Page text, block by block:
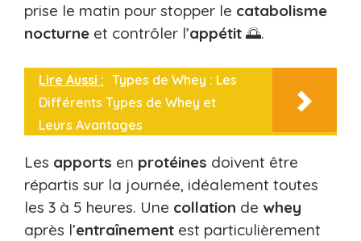
prise le matin pour stopper le catabolisme
nocturne et contrôler l’appétit 🌅.
Lire Aussi : Types de Whey : Les
Différents Types de Whey et
Leurs Avantages
Les apports en protéines doivent être
répartis sur la journée, idéalement toutes
les 3 à 5 heures. Une collation de whey
après l’entraînement est particulièrement